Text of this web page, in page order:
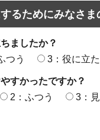
るためにみなさ
ましたか？
つう 3：役に立
すかったですか？
2：ふつう 3：